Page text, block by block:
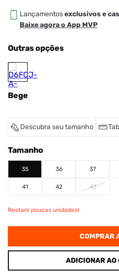
Lançamentosexclusivos e
Baixe agora o App MVP
Outras opções
Bege
Descubra seu tamanho
Tamanho
35 36 37
41 42 43
Restam poucas unidades!
COMPRAR
ADICIONAR AO